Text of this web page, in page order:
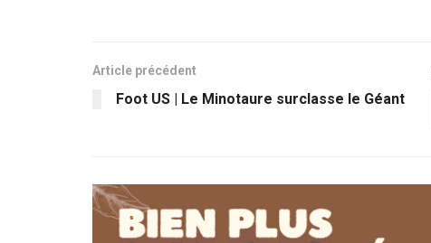
Article précédent
Foot US | Le Minotaure surclasse le Géant